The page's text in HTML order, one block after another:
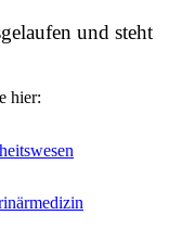
und steht
hier: